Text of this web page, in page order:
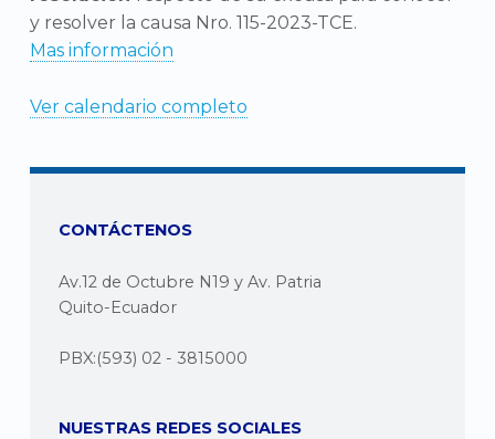
y resolver la causa Nro. 115-2023-TCE.
Mas información
Ver calendario completo
CONTÁCTENOS
Av.12 de Octubre N19 y Av. Patria
Quito-Ecuador
PBX:(593) 02 - 3815000
NUESTRAS REDES SOCIALES